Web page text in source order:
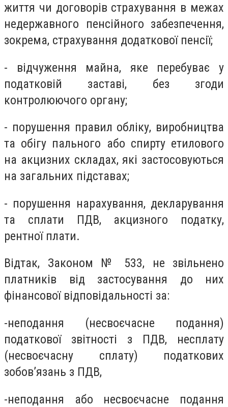
життя чи договорів страхування в межах
недержавного пенсійного забезпечення,
зокрема, страхування додаткової пенсії;
- відчуження майна, яке перебуває у
податковій заставі, без згоди
контролюючого органу;
- порушення правил обліку, виробництва
та обігу пального або спирту етилового
на акцизних складах, які застосовуються
на загальних підставах;
- порушення нарахування, декларування
та сплати ПДВ, акцизного податку,
рентної плати.
Відтак, Законом № 533, не звільнено
платників від застосування до них
фінансової відповідальності за:
-неподання (несвоєчасне подання)
податкової звітності з ПДВ, несплату
(несвоєчасну сплату) податкових
зобов’язань з ПДВ,
-неподання або несвоєчасне подання